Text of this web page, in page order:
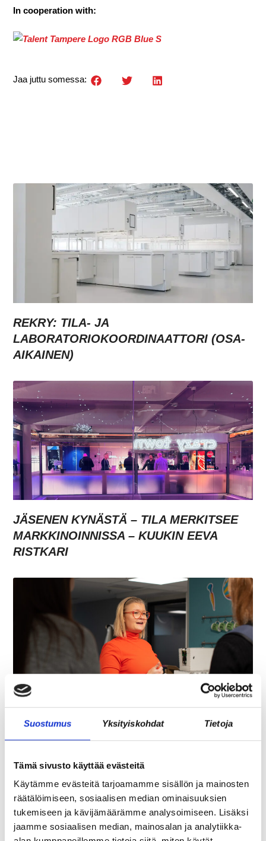
Suostumus Yksityiskohdat Tietoja
Tämä sivusto käyttää evästeitä
Käytämme evästeitä tarjoamamme sisällön ja mainosten
räätälöimiseen, sosiaalisen median ominaisuuksien
tukemiseen ja kävijämäärämme analysoimiseen. Lisäksi
jaamme sosiaalisen median, mainosalan ja analytiikka-
In cooperation with:
Jaa juttu somessa:
REKRY: TILA- JA
LABORATORIOKOORDINAATTORI (OSA-
AIKAINEN)
JÄSENEN KYNÄSTÄ – TILA MERKITSEE
MARKKINOINNISSA – KUUKIN EEVA
RISTKARI
ASIAKASYMMÄRRYS SYNTYY IHMISTEN
KESKELLÄ – JA NIIN SYNTYY MYÖS